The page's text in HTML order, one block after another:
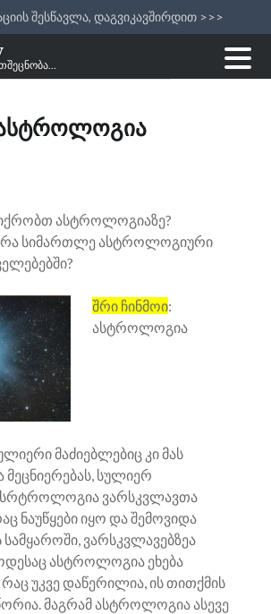
შესწავლა, დაგვიკავშირდით >>>
ასტროლოგიაზე?
სიმართლე ასტროლოგიური
შრი ჩინმოი:
ასტროლოგია
მაძიებლებიც კი მას
მეცნიერებას, სულიერ
ასრტროლოგია ვარსკვლავთა
ნაუწყები იყო და შემოვიდა
ვარსკვლავებზეა
ასტროლოგია ეხება
უკვე დაწერილია, ის თითქმის
მაგრამ ასტროლოგია ასევე